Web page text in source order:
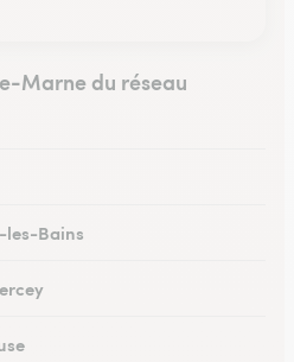
Marne du réseau
les-Bains